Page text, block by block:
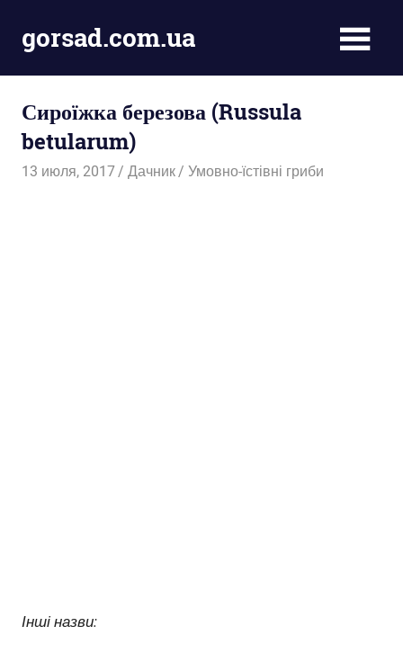
перейти
к
gorsad.com.ua
і
город
Сироїжка березова (Russula
betularum)
13 июля, 2017 Дачник Умовно-їстівні гриби
Інші назви: